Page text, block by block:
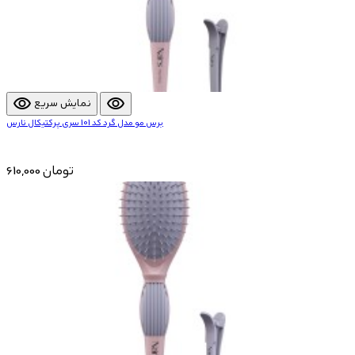
visibility نمایش سریع visibility
برس مو مدل گرد کد 101 سری پرکتیکال نارس
610,000 تومان